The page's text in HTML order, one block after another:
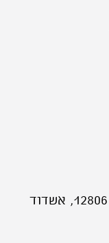
האשלג 29, א.ת הצפונית, ת.ד 12806, אשדוד